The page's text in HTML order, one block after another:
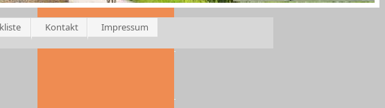
Kontakt Impressum